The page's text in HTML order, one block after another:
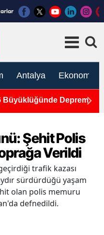
Antalya Ekonomi
Büyüklüğünde Deprem
Şehit Polis
Verildi
trafik kazası
sürdürdüğü yaşam
olan polis memuru
defnedildi.